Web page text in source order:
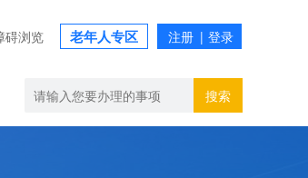
碍浏览 老年人专区
搜索